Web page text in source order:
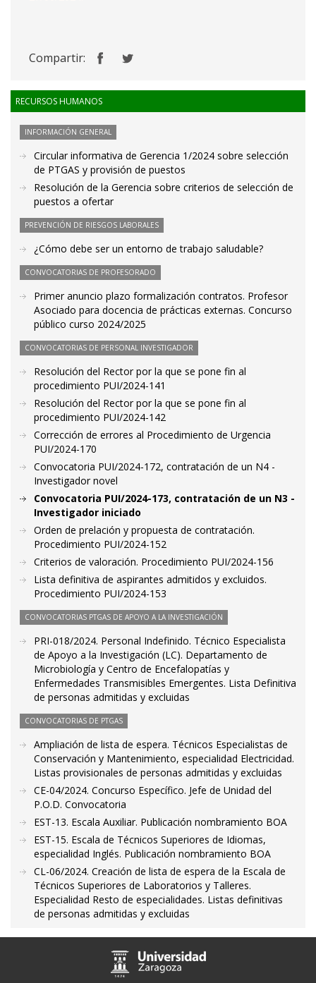
Compartir:
RECURSOS HUMANOS
INFORMACIÓN GENERAL
Circular informativa de Gerencia 1/2024 sobre selección
de PTGAS y provisión de puestos
Resolución de la Gerencia sobre criterios de selección de
puestos a ofertar
PREVENCIÓN DE RIESGOS LABORALES
¿Cómo debe ser un entorno de trabajo saludable?
CONVOCATORIAS DE PROFESORADO
Primer anuncio plazo formalización contratos. Profesor
Asociado para docencia de prácticas externas. Concurso
público curso 2024/2025
CONVOCATORIAS DE PERSONAL INVESTIGADOR
Resolución del Rector por la que se pone fin al
procedimiento PUI/2024-141
Resolución del Rector por la que se pone fin al
procedimiento PUI/2024-142
Corrección de errores al Procedimiento de Urgencia
PUI/2024-170
Convocatoria PUI/2024-172, contratación de un N4 -
Investigador novel
Convocatoria PUI/2024-173, contratación de un N3 -
Investigador iniciado
Orden de prelación y propuesta de contratación.
Procedimiento PUI/2024-152
Criterios de valoración. Procedimiento PUI/2024-156
Lista definitiva de aspirantes admitidos y excluidos.
Procedimiento PUI/2024-153
CONVOCATORIAS PTGAS DE APOYO A LA INVESTIGACIÓN
PRI-018/2024. Personal Indefinido. Técnico Especialista
de Apoyo a la Investigación (LC). Departamento de
Microbiología y Centro de Encefalopatías y
Enfermedades Transmisibles Emergentes. Lista Definitiva
de personas admitidas y excluidas
CONVOCATORIAS DE PTGAS
Ampliación de lista de espera. Técnicos Especialistas de
Conservación y Mantenimiento, especialidad Electricidad.
Listas provisionales de personas admitidas y excluidas
CE-04/2024. Concurso Específico. Jefe de Unidad del
P.O.D. Convocatoria
EST-13. Escala Auxiliar. Publicación nombramiento BOA
EST-15. Escala de Técnicos Superiores de Idiomas,
especialidad Inglés. Publicación nombramiento BOA
CL-06/2024. Creación de lista de espera de la Escala de
Técnicos Superiores de Laboratorios y Talleres.
Especialidad Resto de especialidades. Listas definitivas
de personas admitidas y excluidas